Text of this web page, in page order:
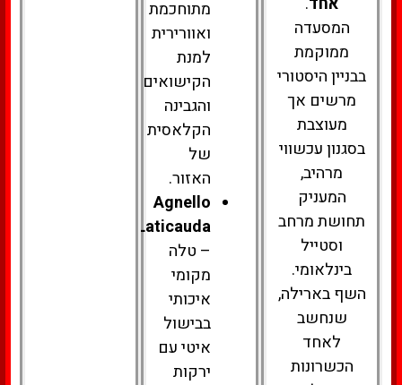
המסעדה
ממוקמת
בבניין היסטורי
מרשים אך
מעוצבת
בסגנון עכשווי
מרהיב,
המעניק
תחושת מרחב
וסטייל
בינלאומי.
השף בארילה,
שנחשב
לאחד
הכשרונות
מתוחכמת
ואוורירית
למנת
הקישואים
והגבינה
הקלאסית
של
האזור.
Agnello
Laticauda
– טלה
מקומי
איכותי
בבישול
איטי עם
ירקות